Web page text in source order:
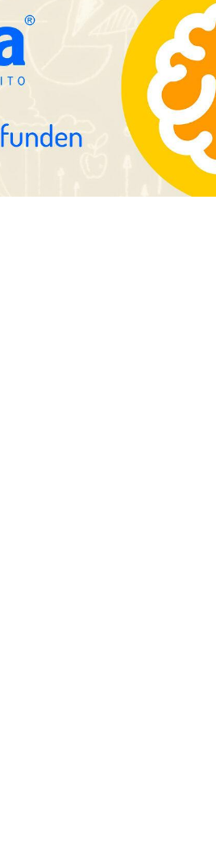
Eagle Waterproofing recomienda
revisar la impermeabilización de